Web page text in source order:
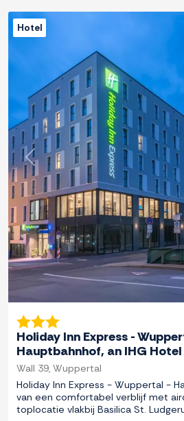
Previous
Hotel
Holiday Inn Express -
Hauptbahnhof, an IHG Hotel
Wall 39, Wuppertal
Holiday Inn Express - Wuppertal -
van een comfortabel verblijf met
toplocatie vlakbij Basilica St.